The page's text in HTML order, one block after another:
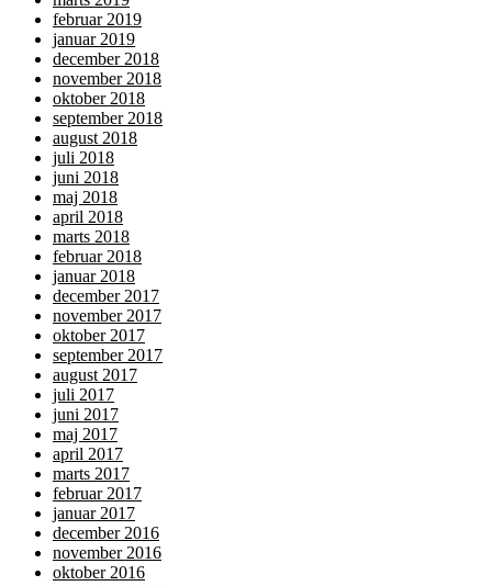
februar 2019
januar 2019
december 2018
november 2018
oktober 2018
september 2018
august 2018
juli 2018
juni 2018
maj 2018
april 2018
marts 2018
februar 2018
januar 2018
december 2017
november 2017
oktober 2017
september 2017
august 2017
juli 2017
juni 2017
maj 2017
april 2017
marts 2017
februar 2017
januar 2017
december 2016
november 2016
oktober 2016